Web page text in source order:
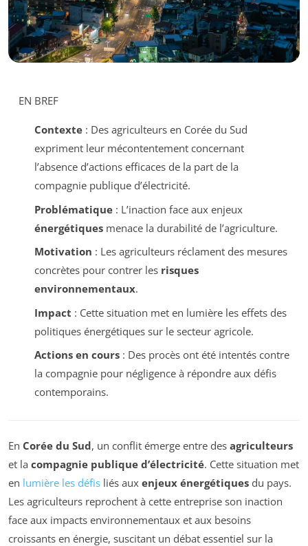
EN BREF
Contexte: Des agriculteurs en Corée du Sud
expriment leur mécontentement concernant
l’absence d’actions efficaces de la part de la
compagnie publique d’électricité.
Problématique: L’inaction face aux enjeux
énergétiquesmenace la durabilité de l’agriculture.
Motivation : Les agriculteurs réclament des mesures
concrètes pour contrer les risques
environnementaux.
Impact : Cette situation met en lumière les effets des
politiques énergétiques sur le secteur agricole.
Actions en cours: Des procès ont été intentés contre
la compagnie pour négligence à répondre aux défis
contemporains.
En Corée du Sud, un conflit émerge entre des agriculteurs
et la compagnie publique d’électricité. Cette situation met
en lumière les défis liés aux enjeux énergétiques du pays.
Les agriculteurs reprochent à cette entreprise son inaction
face aux impacts environnementaux et aux besoins
croissants en énergie, suscitant un débat essentiel sur la